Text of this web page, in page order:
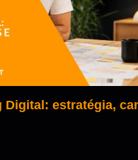
Digital: estratégia,